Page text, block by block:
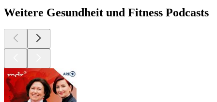
Weitere Gesundheit und Fitness Podcasts